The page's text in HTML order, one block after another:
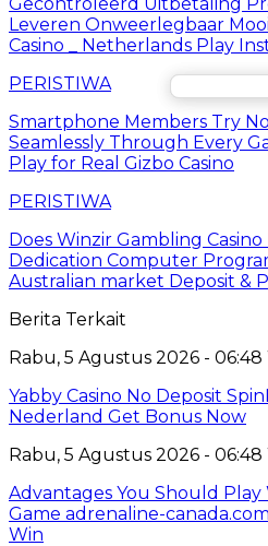
Leveren Onweerlegbaar
Casino _ Netherlands Play
PERISTIWA
Smartphone Members Try
Seamlessly Through Every
Play for Real Gizbo Casino
PERISTIWA
Does Winzir Gambling
Dedication Computer
Australian market Deposit &
Berita Terkait
Rabu, 5 Agustus 2026 - 06:48
Yabby Casino No Deposit
Nederland Get Bonus Now
Rabu, 5 Agustus 2026 - 06:48
Advantages You Should Play
Game adrenaline-
Win